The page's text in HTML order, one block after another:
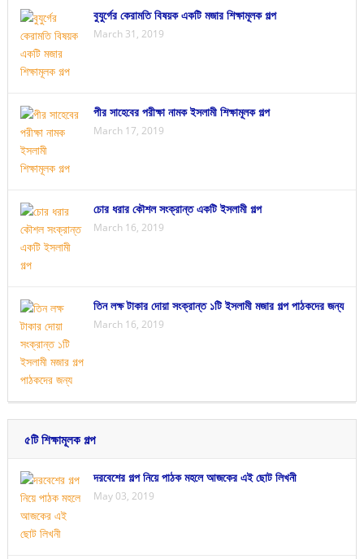
বুযুর্গের কেরামতি বিষয়ক একটি মজার শিক্ষামূলক গল্প
March 31, 2019
পীর সাহেবের পরীক্ষা নামক ইসলামী শিক্ষামূলক গল্প
March 17, 2019
চোর ধরার কৌশল সংক্রান্ত একটি ইসলামী গল্প
March 16, 2019
তিন লক্ষ টাকার দোয়া সংক্রান্ত ১টি ইসলামী মজার গল্প পাঠকদের জন্য
March 16, 2019
৫টি শিক্ষামূলক গল্প
দরবেশের গল্প নিয়ে পাঠক মহলে আজকের এই ছোট লিখনী
May 03, 2019